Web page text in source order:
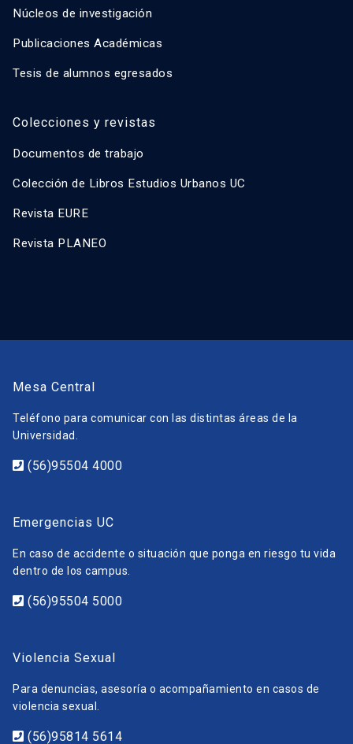
Núcleos de investigación
Publicaciones Académicas
Tesis de alumnos egresados
Colecciones y revistas
Documentos de trabajo
Colección de Libros Estudios Urbanos UC
Revista EURE
Revista PLANEO
Mesa Central
Teléfono para comunicar con las distintas áreas de la
Universidad.
(56)95504 4000
Emergencias UC
En caso de accidente o situación que ponga en riesgo tu vida
dentro de los campus.
(56)95504 5000
Violencia Sexual
Para denuncias, asesoría o acompañamiento en casos de
violencia sexual.
(56)95814 5614